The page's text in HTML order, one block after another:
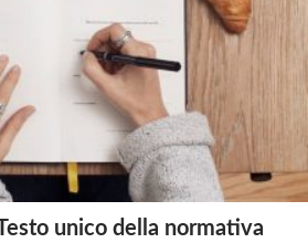
unico della normativa